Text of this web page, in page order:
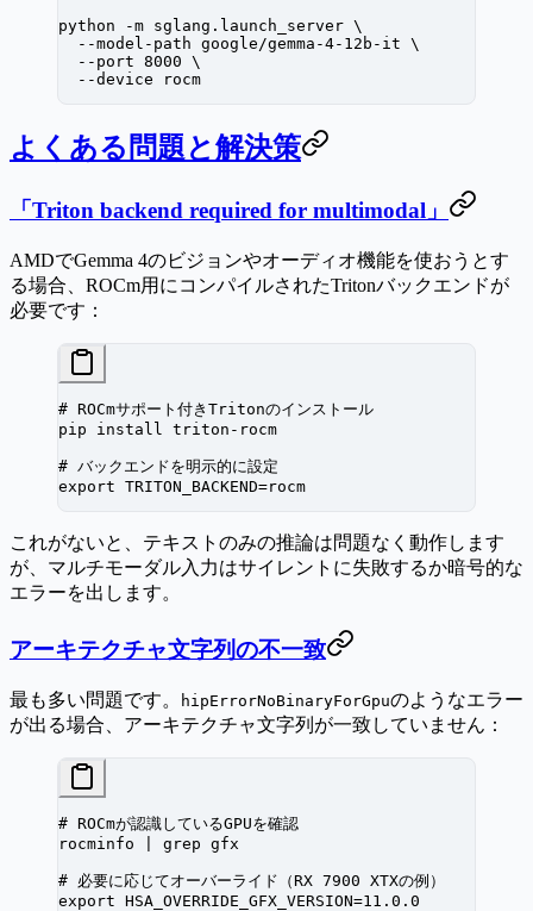
python -m sglang.launch_server \
  --model-path
google/gemma-4-12b-it \
  --port
8000 \
  --device
rocm
よくある問題と解決策
「Triton backend required for multimodal」
AMDでGemma 4のビジョンやオーディオ機能を使おうとす
る場合、ROCm用にコンパイルされたTritonバックエンドが
必要です：
# ROCmサポート付きTritonのインストール
pip install triton-rocm
# バックエンドを明示的に設定
export TRITON_BACKEND=rocm
これがないと、テキストのみの推論は問題なく動作します
が、マルチモーダル入力はサイレントに失敗するか暗号的な
エラーを出します。
アーキテクチャ文字列の不一致
最も多い問題です。 hipErrorNoBinaryForGpuのようなエラー
が出る場合、アーキテクチャ文字列が一致していません：
# ROCmが認識しているGPUを確認
rocminfo
grep gfx
# 必要に応じてオーバーライド（RX 7900 XTXの例）
export HSA_OVERRIDE_GFX_VERSION=11.0.0